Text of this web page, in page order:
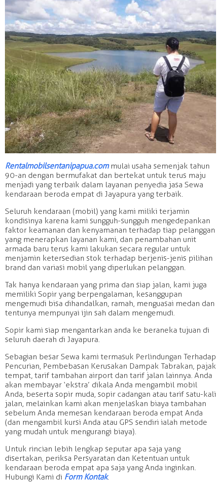
Rentalmobilsentanipapua.commulai usaha semenjak tahun
90-an dengan bermufakat dan bertekat untuk terus maju
menjadi yang terbaik dalam layanan penyedia jasa Sewa
kendaraan beroda empat di Jayapura yang terbaik.
Seluruh kendaraan (mobil) yang kami miliki terjamin
kondisinya karena kami sungguh-sungguh mengedepankan
faktor keamanan dan kenyamanan terhadap tiap pelanggan
yang menerapkan layanan kami, dan penambahan unit
armada baru terus kami lakukan secara regular untuk
menjamin ketersedian stok terhadap berjenis-jenis pilihan
brand dan variasi mobil yang diperlukan pelanggan.
Tak hanya kendaraan yang prima dan siap jalan, kami juga
memiliki Sopir yang berpengalaman, kesanggupan
mengemudi bisa dihandalkan, ramah, menguasai medan dan
tentunya mempunyai ijin sah dalam mengemudi.
Sopir kami siap mengantarkan anda ke beraneka tujuan di
seluruh daerah di Jayapura.
Sebagian besar Sewa kami termasuk Perlindungan Terhadap
Pencurian, Pembebasan Kerusakan Dampak Tabrakan, pajak
tempat, tarif tambahan airport dan tarif jalan lainnya. Anda
akan membayar ‘ekstra’ dikala Anda mengambil mobil
Anda, beserta sopir muda, sopir cadangan atau tarif satu-kali
jalan, melainkan kami akan menjelaskan biaya tambahan
sebelum Anda memesan kendaraan beroda empat Anda
(dan mengambil kursi Anda atau GPS sendiri ialah metode
yang mudah untuk mengurangi biaya).
Untuk rincian lebih lengkap seputar apa saja yang
disertakan, periksa Persyaratan dan Ketentuan untuk
kendaraan beroda empat apa saja yang Anda inginkan.
Hubungi Kami di Form Kontak.